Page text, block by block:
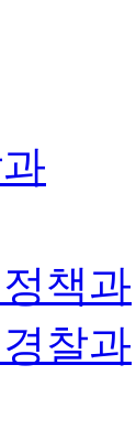
책과
찰과